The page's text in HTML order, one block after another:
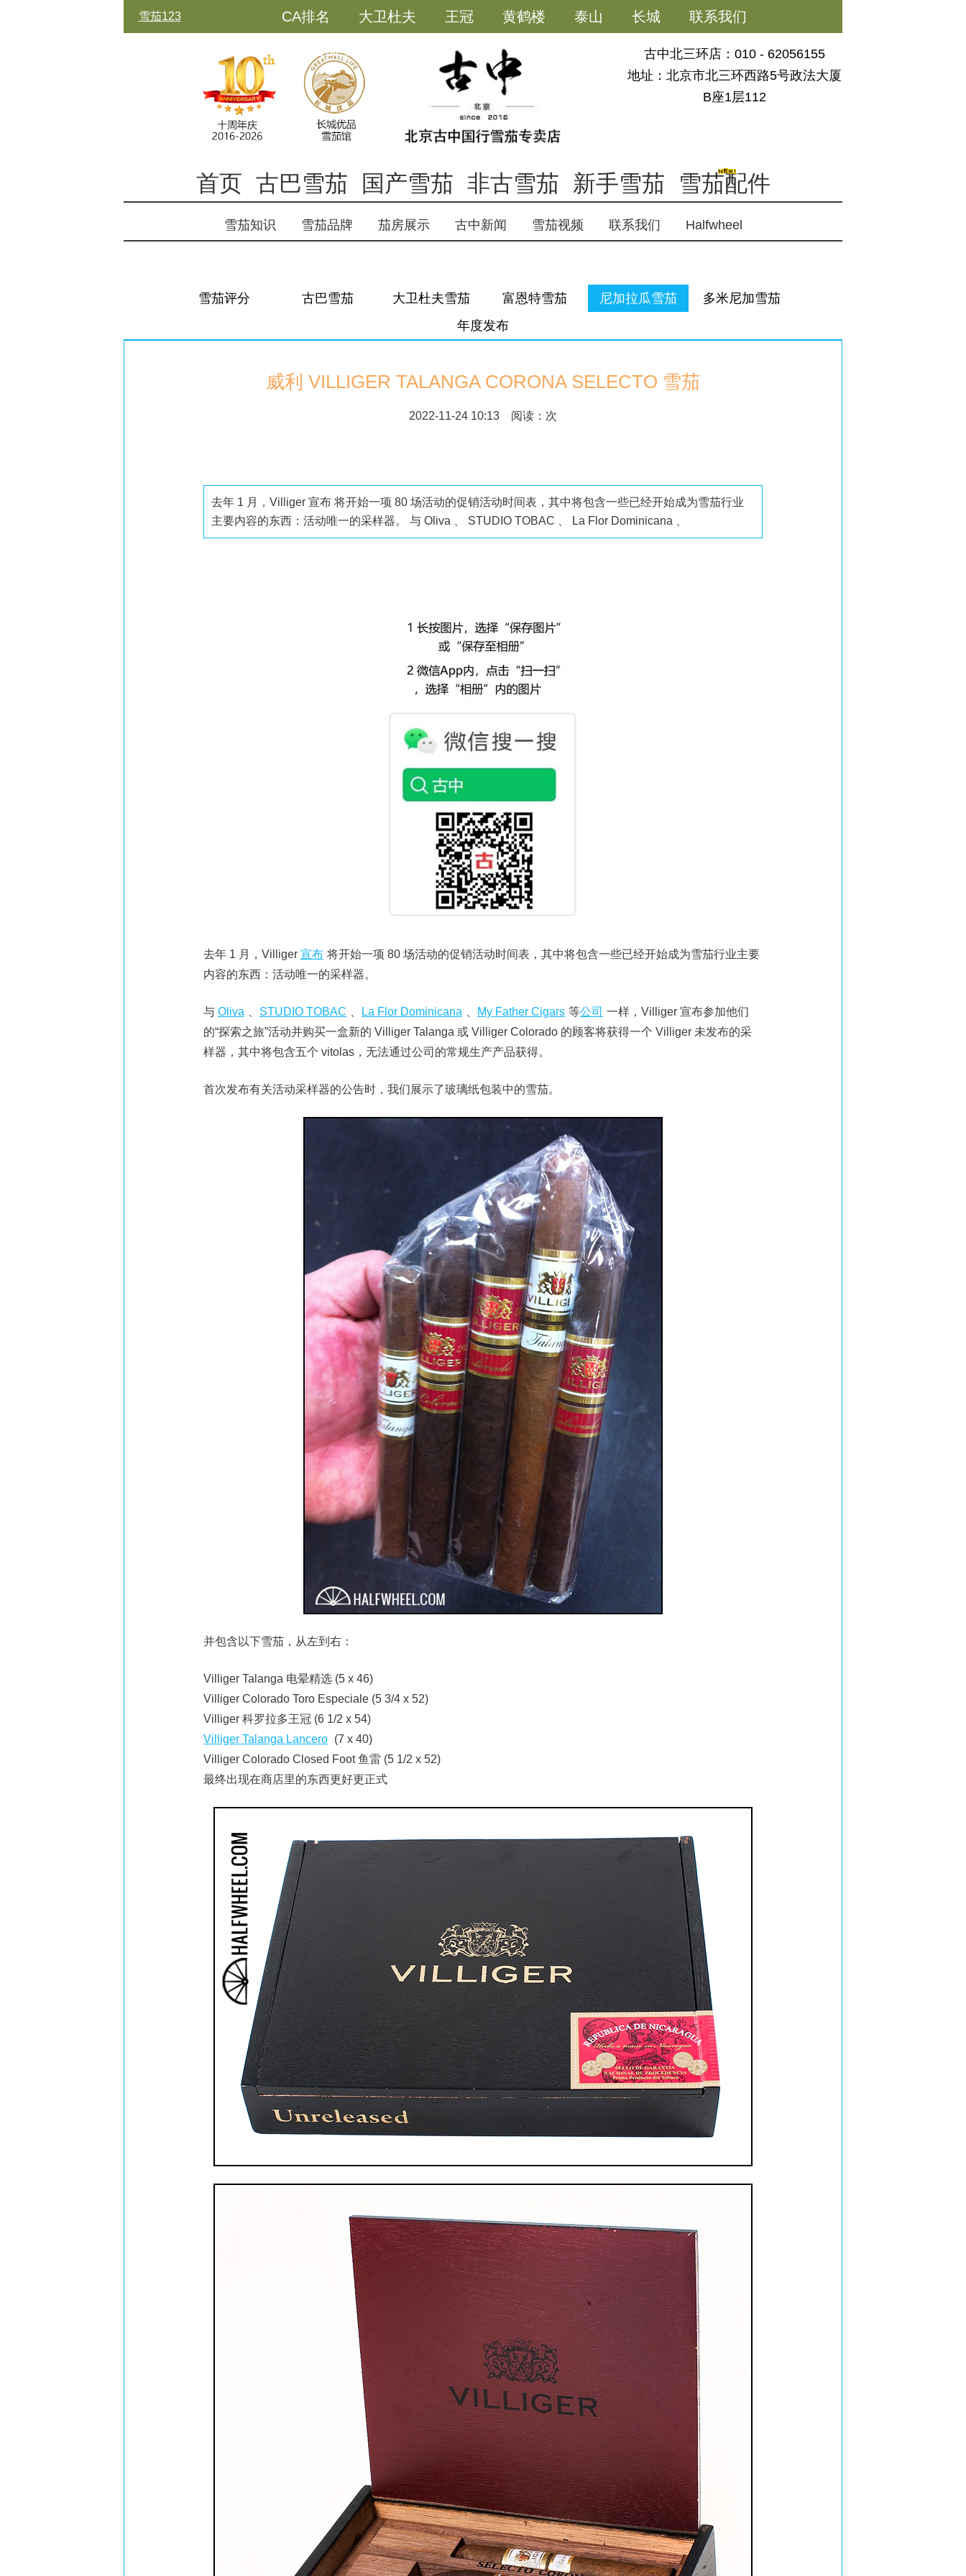
雪茄123 CA排名 大卫杜夫 王冠 黄鹤楼 泰山 长城 联系我们
古中雪茄小助手
古中北三环店：010 - 62056155
地址：北京市北三环西路5号政法大厦
B座1层112
首页 古巴雪茄 国产雪茄 非古雪茄 新手雪茄 雪茄配件
雪茄知识 雪茄品牌 茄房展示 古中新闻 雪茄视频 联系我们 Halfwheel
雪茄评分 古巴雪茄 大卫杜夫雪茄 富恩特雪茄 尼加拉瓜雪茄
多米尼加雪茄
年度发布
威利 VILLIGER TALANGA CORONA SELECTO 雪茄
2022-11-24 10:13 阅读： 次
去年 1 月，Villiger 宣布 将开始一项 80 场活动的促销活动时间表，其中将包含一些已经开始成为雪茄行业
主要内容的东西：活动唯一的采样器。 与 Oliva 、 STUDIO TOBAC 、 La Flor Dominicana 、
去年 1 月，Villiger 宣布 将开始一项 80 场活动的促销活动时间表，其中将包含一些已经开始成为雪茄行业主要
内容的东西：活动唯一的采样器。
与 Oliva STUDIO TOBAC La Flor Dominicana My Father Cigars 等公司 一样，Villiger 宣布参加他们
的“探索之旅”活动并购买一盒新的 Villiger Talanga 或 Villiger Colorado 的顾客将获得一个 Villiger 未发布的采
样器，其中将包含五个 vitolas，无法通过公司的常规生产产品获得。
首次发布有关活动采样器的公告时，我们展示了玻璃纸包装中的雪茄。
并包含以下雪茄，从左到右：
Villiger Talanga 电晕精选 (5 x 46)
Villiger Colorado Toro Especiale (5 3/4 x 52)
Villiger 科罗拉多王冠 (6 1/2 x 54)
Villiger Talanga Lancero (7 x 40)
Villiger Colorado Closed Foot 鱼雷 (5 1/2 x 52)
最终出现在商店里的东西更好更正式